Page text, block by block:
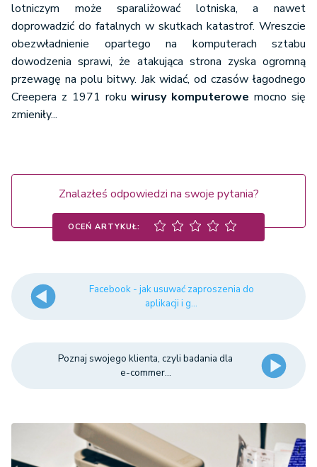
lotniczym może sparaliżować lotniska, a nawet
doprowadzić do fatalnych w skutkach katastrof. Wreszcie
obezwładnienie opartego na komputerach sztabu
dowodzenia sprawi, że atakująca strona zyska ogromną
przewagę na polu bitwy. Jak widać, od czasów łagodnego
Creepera z 1971 rokuwirusy komputerowemocno się
zmieniły...
Znalazłeś odpowiedzi na swoje pytania?
OCEŃ ARTYKUŁ:
Facebook - jak usuwać zaproszenia do
aplikacji i g...
Poznaj swojego klienta, czyli badania dla
e-commer...